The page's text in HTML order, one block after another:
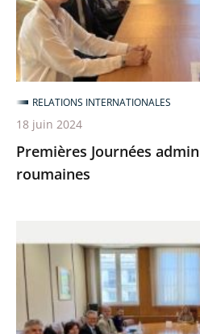
roumaines
Premières Journées
roumaines
RELATIONS INTERNATIONALES
18 juin 2024
bilatéral
franco-
hellénique
au